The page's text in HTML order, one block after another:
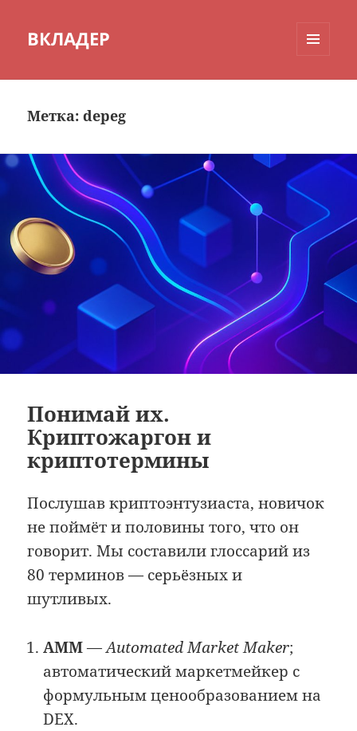
ВКЛАДЕР
Метка:depeg
Понимай их.
Криптожаргон и
криптотермины
Послушав криптоэнтузиаста, новичок
не поймёт и половины того, что он
говорит. Мы составили глоссарий из
80 терминов — серьёзных и
шутливых.
AMM—Automated Market Maker;
автоматический маркетмейкер с
формульным ценообразованием на
DEX.